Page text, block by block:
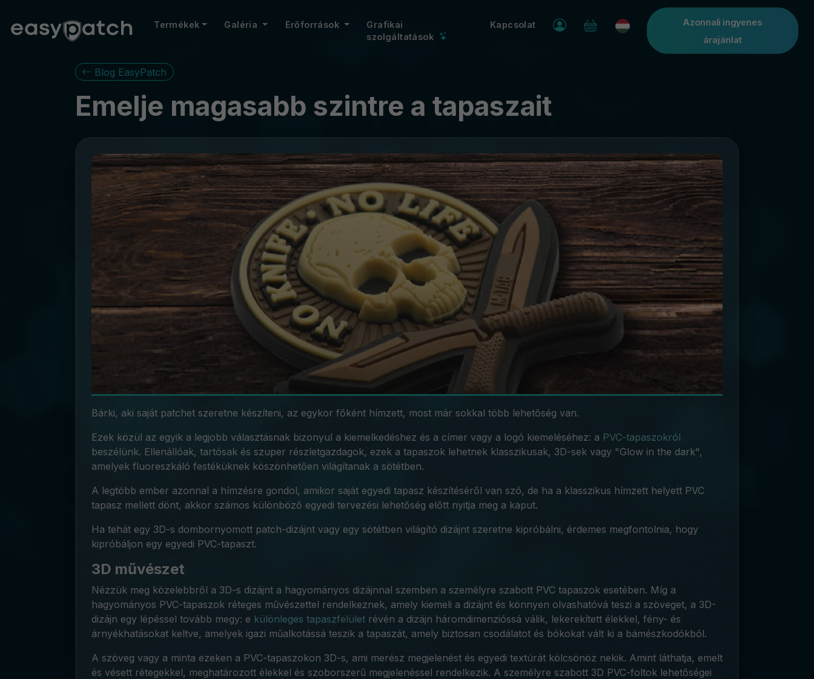
Termékek Galéria Erőforrások
Grafikai
szolgáltatások
Kapcsolat Azonnali ingyenes
árajánlat
Blog EasyPatch
Emelje magasabb szintre a tapaszait
Bárki, aki saját patchet szeretne készíteni, az egykor főként hímzett, most már sokkal több lehetőség van.
Ezek közül az egyik a legjobb választásnak bizonyul a kiemelkedéshez és a címer vagy a logó kiemeléséhez: a PVC-tapaszokról
beszélünk. Ellenállóak, tartósak és szuper részletgazdagok, ezek a tapaszok lehetnek klasszikusak, 3D-sek vagy "Glow in the dark",
amelyek fluoreszkáló festéküknek köszönhetően világítanak a sötétben.
A legtöbb ember azonnal a hímzésre gondol, amikor saját egyedi tapasz készítéséről van szó, de ha a klasszikus hímzett helyett PVC
tapasz mellett dönt, akkor számos különböző egyedi tervezési lehetőség előtt nyitja meg a kaput.
Ha tehát egy 3D-s dombornyomott patch-dizájnt vagy egy sötétben világító dizájnt szeretne kipróbálni, érdemes megfontolnia, hogy
kipróbáljon egy egyedi PVC-tapaszt.
3D művészet
Nézzük meg közelebbről a 3D-s dizájnt a hagyományos dizájnnal szemben a személyre szabott PVC tapaszok esetében. Míg a
hagyományos PVC-tapaszok réteges művészettel rendelkeznek, amely kiemeli a dizájnt és könnyen olvashatóvá teszi a szöveget, a 3D-
dizájn egy lépéssel tovább megy: e különleges tapaszfelületrévén a dizájn háromdimenzióssá válik, lekerekített élekkel, fény- és
árnyékhatásokat keltve, amelyek igazi műalkotássá teszik a tapaszát, amely biztosan csodálatot és bókokat vált ki a bámészkodókból.
A szöveg vagy a minta ezeken a PVC-tapaszokon 3D-s, ami merész megjelenést és egyedi textúrát kölcsönöz nekik. Amint láthatja, emelt
és vésett rétegekkel, meghatározott élekkel és szoborszerű megjelenéssel rendelkezik. A személyre szabott 3D PVC-foltok lehetőségei